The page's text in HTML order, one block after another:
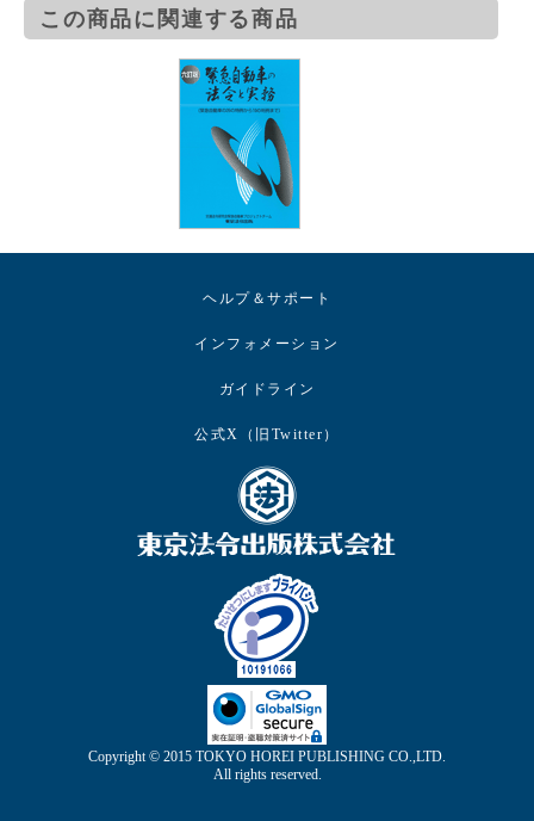
この商品に関連する商品
ヘルプ＆サポート
インフォメーション
ガイドライン
公式X（旧Twitter）
Copyright © 2015 TOKYO HOREI PUBLISHING CO.,LTD.
All rights reserved.